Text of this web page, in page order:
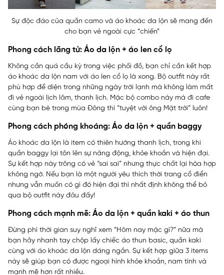
Sự độc đáo của quần camo và áo khoác da lộn sẽ mang đến
cho bạn vẻ ngoài cực “chiến”
Phong cách lãng tử: Áo da lộn + áo len cổ lọ
Không cần quá cầu kỳ trong việc phối đồ, bạn chỉ cần kết hợp
áo khoác da lộn nam với áo len cổ lọ là xong. Bộ outfit này rất
phù hợp để diện trong những ngày trời lạnh mà không làm mất
đi vẻ ngoài lịch lãm, thanh lịch. Mặc bộ combo này mà đi cafe
cùng bạn bè trong mùa Đông thì “tuyệt vời ông Mặt trời” luôn!
Phong cách phóng khoáng: Áo da lộn + quần baggy
Áo khoác da lộn là item có thiên hướng thanh lịch, trong khi
quần baggy lại tôn lên sự năng động, khỏe khoắn và hiện đại.
Sự kết hợp này trông có vẻ “sai sai” nhưng thực chất lại hòa hợp
không ngờ. Nếu bạn là một người yêu thích thời trang cổ điển
nhưng vẫn muốn có gì đó hiện đại thì nhất định không thể bỏ
qua bộ outfit này đâu đấy!
Phong cách mạnh mẽ: Áo da lộn + quần kaki + áo thun
Đừng phí thời gian suy nghĩ xem “Hôm nay mặc gì?” nữa mà
bạn hãy nhanh tay chộp lấy chiếc áo thun basic, quần kaki
cùng với áo khoác da lộn dáng ngắn. Sự kết hợp giữa 3 items
này sẽ giúp bạn có được ngoại hình khỏe khoắn, nam tính và
mạnh mẽ hơn rất nhiều.